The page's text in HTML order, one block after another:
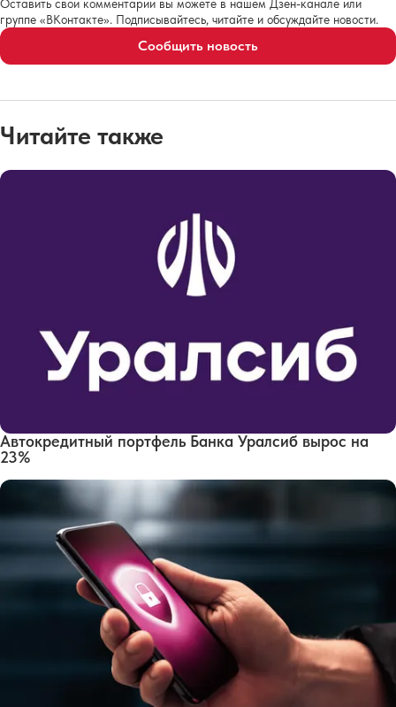
Оставить свои комментарии вы можете в нашем Дзен-канале или
группе «ВКонтакте». Подписывайтесь, читайте и обсуждайте новости.
Сообщить новость
Читайте также
Автокредитный портфель Банка Уралсиб вырос на
23%